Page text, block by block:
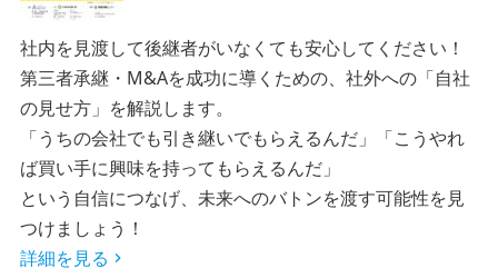
社内を見渡して後継者がいなくても安心してください！
第三者承継・M&Aを成功に導くための、社外への「自社
の見せ方」を解説します。
「うちの会社でも引き継いでもらえるんだ」「こうやれ
ば買い手に興味を持ってもらえるんだ」
という自信につなげ、未来へのバトンを渡す可能性を見
つけましょう！
詳細を見る